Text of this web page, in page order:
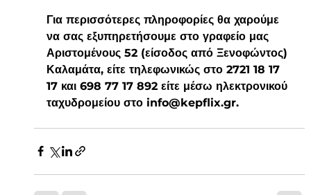
Για περισσότερες πληροφορίες θα χαρούμε
να σας εξυπηρετήσουμε στο γραφείο μας
Αριστομένους 52 (είσοδος από Ξενοφώντος)
Καλαμάτα, είτε τηλεφωνικώς στο 2721 18 17
17 και 698 77 17 892 είτε μέσω ηλεκτρονικού
ταχυδρομείου στο info@kepflix.gr.